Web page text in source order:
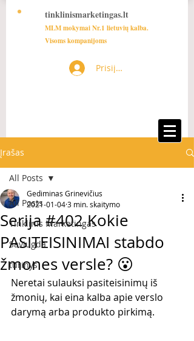
tinklinismarketingas.lt
MLM mokymai Nr.1 lietuvių kalba.
Visoms kompanijoms
Prisijungti
Įrašas
All Posts
Tinklinis Marketingas
Saviugda
turinys
All Posts
Serija #402 Kokie
PASITEISINIMAI stabdo
žmones versle? 😮
Gediminas Grinevičius
2021-01-043 min. skaitymo
Neretai sulauksi pasiteisinimų iš
žmonių, kai eina kalba apie verslo
darymą arba produkto pirkimą.